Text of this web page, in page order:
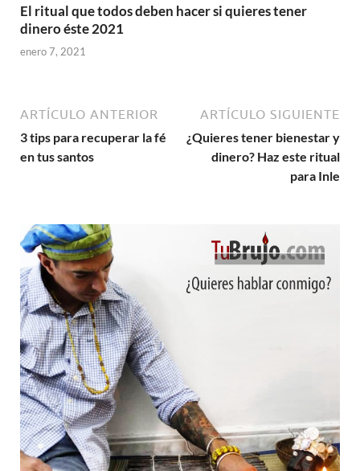
El ritual que todos deben hacer si quieres tener
dinero éste 2021
enero 7, 2021
ARTÍCULO ANTERIOR
3 tips para recuperar la fé
en tus santos
ARTÍCULO SIGUIENTE
¿Quieres tener bienestar y
dinero? Haz este ritual
para Inle